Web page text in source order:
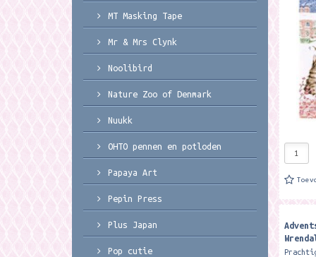
zit
A5
more
MT Masking Tape
Mr & Mrs Clynk
Noolibird
Nature Zoo of Denmark
Nuukk
OHTO pennen en potloden
Papaya Art
Pepin Press
Plus Japan
Pop cutie